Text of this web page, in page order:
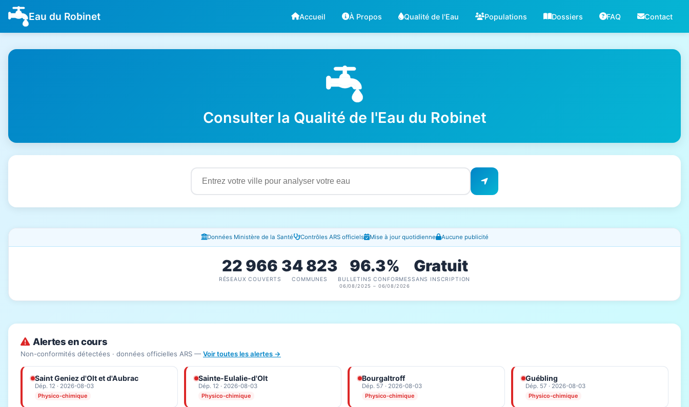
Eau du Robinet Accueil À Propos Qualité de l'Eau Populations Dossiers FAQ Contact
Consulter la Qualité de l'Eau du Robinet
Résultats de qualité de l'eau
Fenêtres d'information Données Ministère de la Santé Contrôles ARS officiels Mise à jour quotidienne Aucune publicité
22 966
RÉSEAUX COUVERTS
34 823
COMMUNES
96.3%
BULLETINS CONFORMES
06/08/2025 – 06/08/2026
Gratuit
SANS INSCRIPTION
Alertes en cours
Non-conformités détectées · données officielles ARS — Voir toutes les alertes →
Saint Geniez d'Olt et d'Aubrac
Dép. 12 · 2026-08-03
Physico-chimique
Sainte-Eulalie-d'Olt
Dép. 12 · 2026-08-03
Physico-chimique
Bourgaltroff
Dép. 57 · 2026-08-03
Physico-chimique
Guébling
Dép. 57 · 2026-08-03
Physico-chimique